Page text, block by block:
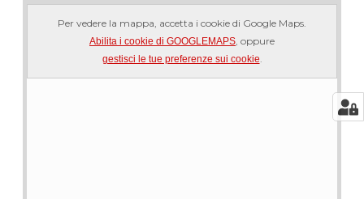
Per vedere la mappa, accetta i cookie di Google Maps.
Abilita i cookie di GOOGLEMAPS, oppure
gestisci le tue preferenze sui cookie.